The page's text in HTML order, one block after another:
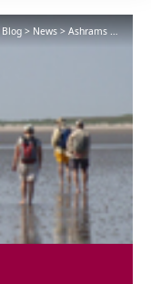
Blog> News>Ashrams